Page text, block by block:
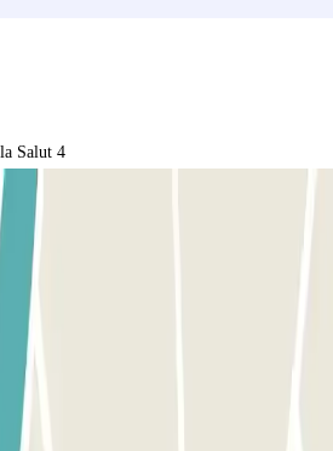
Salut 4
e fermati davanti alla sbarra. Il
il tuo veicolo, emetterà un biglietto e
in qualsiasi posto libero. SE LA
il codice QR della tua
e biglietti. ALL'USCITA: fermati
di targhe riconoscerà la tua auto e la